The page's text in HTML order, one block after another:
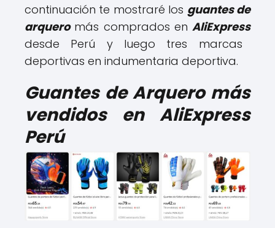
continuación te mostraré los guantes de
arqueromás comprados en AliExpress
desde Perú y luego tres marcas
deportivas en indumentaria deportiva.
Guantes de Arquero más
vendidos en AliExpress
Perú